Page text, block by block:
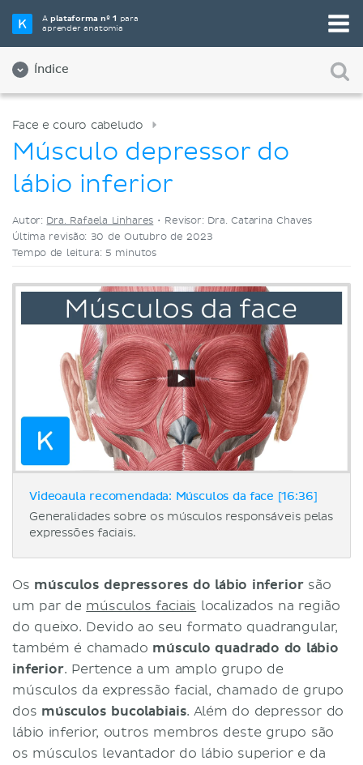
Aplataforma nº 1 para
aprender anatomia
Índice
Selecione a sua ferramenta de estudo favorita
Videoaulas
Face e couro cabeludo
Músculo depressor do
lábio inferior
Autor: Dra. Rafaela Linhares • Revisor: Dra. Catarina Chaves
Última revisão: 30 de Outubro de 2023
Tempo de leitura: 5 minutos
Videoaula recomendada: Músculos da face [16:36]
Generalidades sobre os músculos responsáveis pelas
expressões faciais.
Os músculos depressores do lábio inferiorsão
um par de músculos faciais localizados na região
do queixo. Devido ao seu formato quadrangular,
também é chamado músculo quadrado do lábio
inferior. Pertence a um amplo grupo de
músculos da expressão facial, chamado de grupo
dos músculos bucolabiais. Além do depressor do
lábio inferior, outros membros deste grupo são
os músculos levantador do lábio superior e da